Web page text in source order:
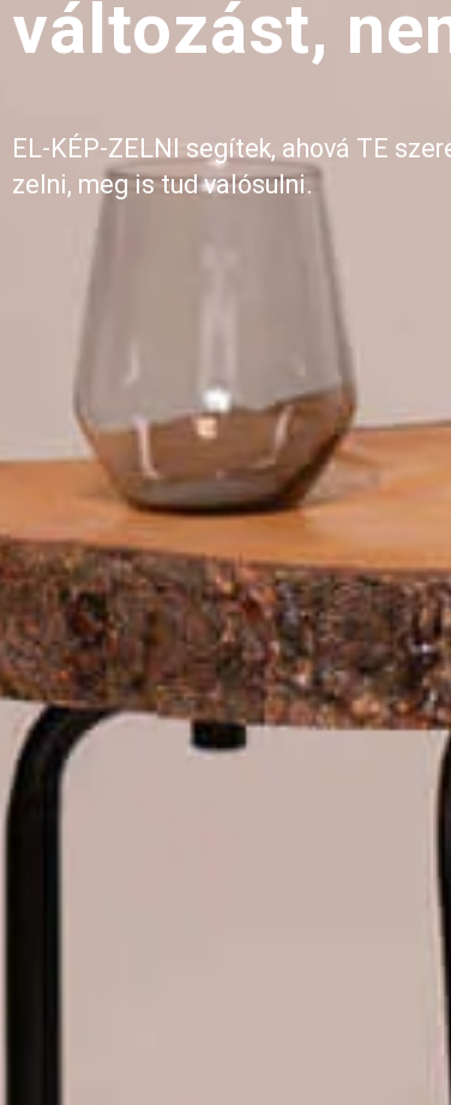
változást,
EL-KÉP-ZELNI segítek, ahová TE
zelni, meg is tud valósulni.